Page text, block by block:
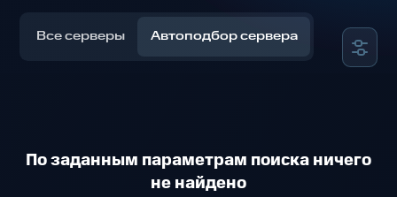
Все серверы Автоподбор сервера
По заданным параметрам поиска ничего
не найдено